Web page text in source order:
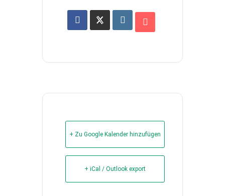
+ Zu Google Kalender hinzufügen
+ iCal / Outlook export